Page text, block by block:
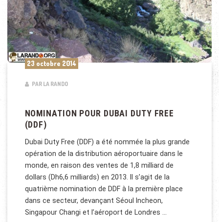
23 octobre 2014
PAR LA RANDO
NOMINATION POUR DUBAI DUTY FREE
(DDF)
Dubai Duty Free (DDF) a été nommée la plus grande
opération de la distribution aéroportuaire dans le
monde, en raison des ventes de 1,8 milliard de
dollars (Dh6,6 milliards) en 2013. Il s’agit de la
quatrième nomination de DDF à la première place
dans ce secteur, devançant Séoul Incheon,
Singapour Changi et l’aéroport de Londres …